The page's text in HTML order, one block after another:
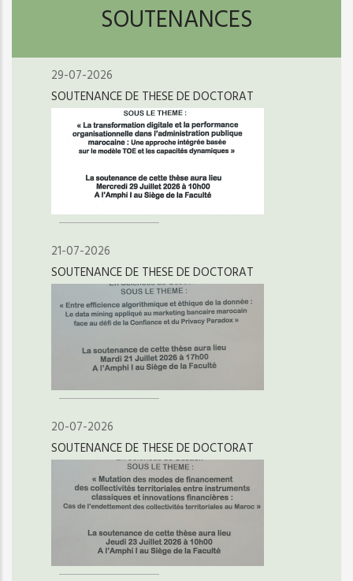
SOUTENANCES
29-07-2026
SOUTENANCE DE THESE DE DOCTORAT
21-07-2026
SOUTENANCE DE THESE DE DOCTORAT
20-07-2026
SOUTENANCE DE THESE DE DOCTORAT